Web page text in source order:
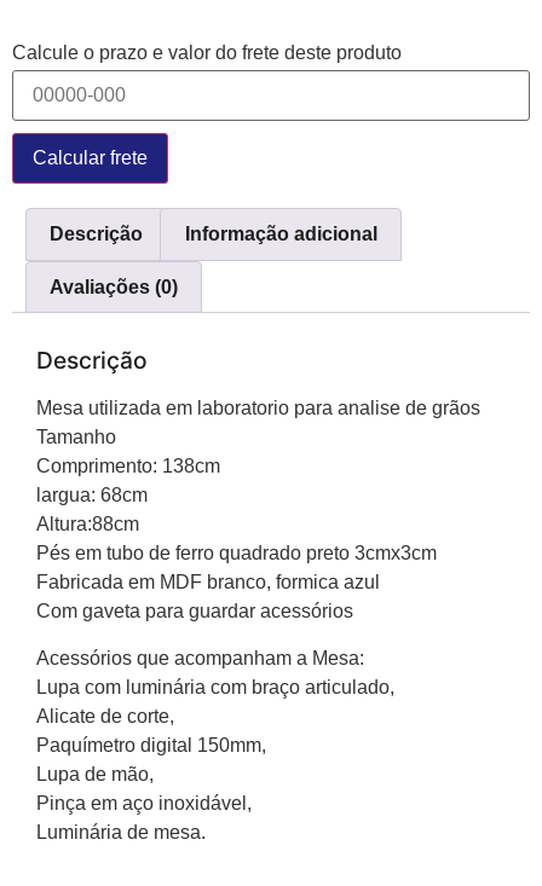
Calcule o prazo e valor do frete deste produto
Descrição Informação adicional
Avaliações (0)
Descrição
Mesa utilizada em laboratorio para analise de grãos
Tamanho
Comprimento: 138cm
largua: 68cm
Altura:88cm
Pés em tubo de ferro quadrado preto 3cmx3cm
Fabricada em MDF branco, formica azul
Com gaveta para guardar acessórios
Acessórios que acompanham a Mesa:
Lupa com luminária com braço articulado,
Alicate de corte,
Paquímetro digital 150mm,
Lupa de mão,
Pinça em aço inoxidável,
Luminária de mesa.